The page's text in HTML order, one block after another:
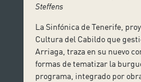
Steffens
La Sinfónica de Tenerife,
Cultura del Cabildo que
Arriaga, traza en su nuevo
formas de tematizar la
programa, integrado por